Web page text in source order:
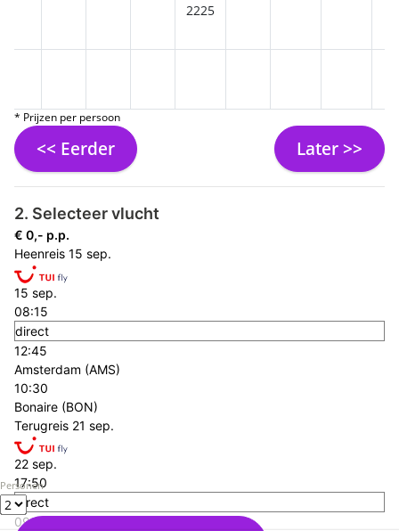
Personen
2225
* Prijzen per persoon
<< Eerder Later >>
2. Selecteer vlucht
€ 0,- p.p.
Heenreis 15 sep.
15 sep.
08:15
direct
12:45
Amsterdam (AMS)
10:30
Bonaire (BON)
Terugreis 21 sep.
22 sep.
17:50
direct
09:40